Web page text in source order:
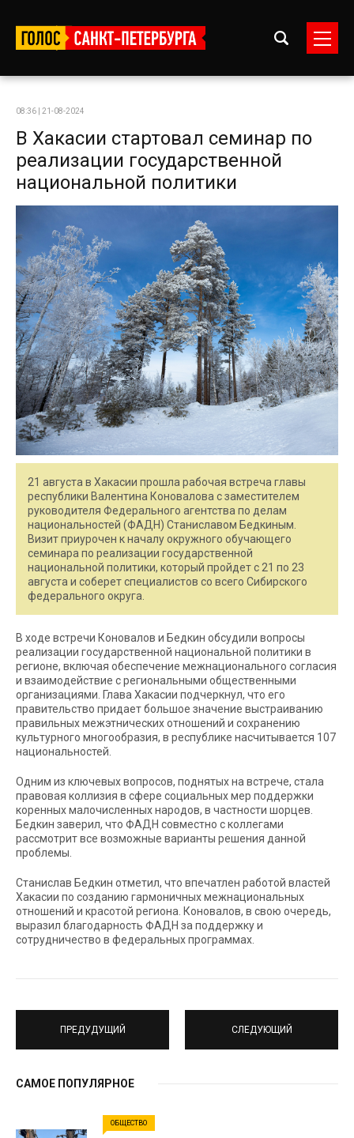
08:36 | 21-08-2024
В Хакасии стартовал семинар по
реализации государственной
национальной политики
21 августа в Хакасии прошла рабочая встреча главы
республики Валентина Коновалова с заместителем
руководителя Федерального агентства по делам
национальностей (ФАДН) Станиславом Бедкиным.
Визит приурочен к началу окружного обучающего
семинара по реализации государственной
национальной политики, который пройдет с 21 по 23
августа и соберет специалистов со всего Сибирского
федерального округа.
В ходе встречи Коновалов и Бедкин обсудили вопросы
реализации государственной национальной политики в
регионе, включая обеспечение межнационального согласия
и взаимодействие с региональными общественными
организациями. Глава Хакасии подчеркнул, что его
правительство придает большое значение выстраиванию
правильных межэтнических отношений и сохранению
культурного многообразия, в республике насчитывается 107
национальностей.
Одним из ключевых вопросов, поднятых на встрече, стала
правовая коллизия в сфере социальных мер поддержки
коренных малочисленных народов, в частности шорцев.
Бедкин заверил, что ФАДН совместно с коллегами
рассмотрит все возможные варианты решения данной
проблемы.
Станислав Бедкин отметил, что впечатлен работой властей
Хакасии по созданию гармоничных межнациональных
отношений и красотой региона. Коновалов, в свою очередь,
выразил благодарность ФАДН за поддержку и
сотрудничество в федеральных программах.
ПРЕДУДУЩИЙ СЛЕДУЮЩИЙ
САМОЕ ПОПУЛЯРНОЕ
ОБЩЕСТВО